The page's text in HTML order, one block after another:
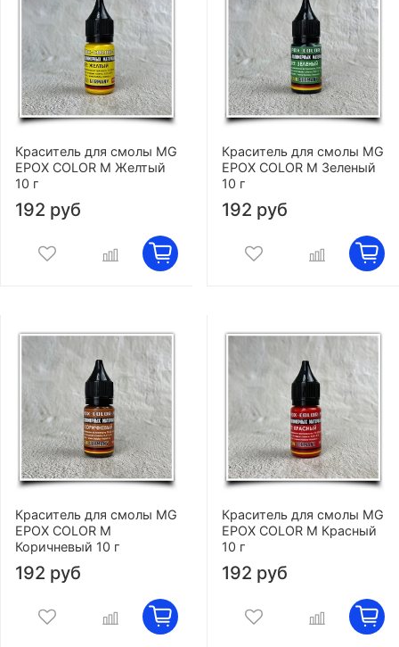
Краситель для смолы MG
EPOX COLOR M Желтый
10 г
192 руб
Краситель для смолы MG
EPOX COLOR M Зеленый
10 г
192 руб
Краситель для смолы MG
EPOX COLOR M
Коричневый 10 г
192 руб
Краситель для смолы MG
EPOX COLOR M Красный
10 г
192 руб